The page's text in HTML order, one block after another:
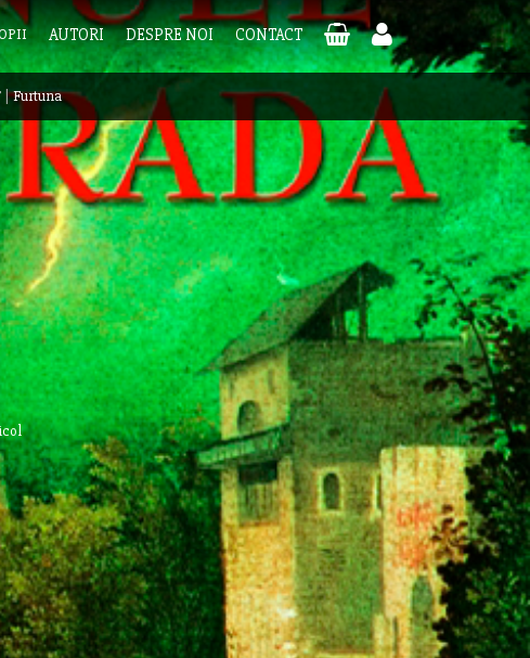
AUTORI DESPRE NOI CONTACT
|Furtuna